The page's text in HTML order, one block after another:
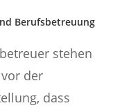
Berufsbetreuung
stehen
der
dass